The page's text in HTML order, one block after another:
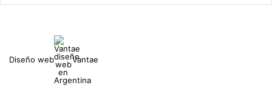
Diseño web Vantae